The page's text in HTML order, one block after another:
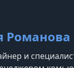
Романова
и